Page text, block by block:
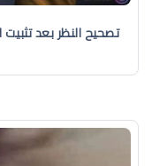
تصحيح النظر بعد